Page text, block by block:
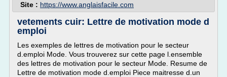
Site : https://www.anglaisfacile.com
vetements cuir: Lettre de motivation mode d
emploi
Les exemples de lettres de motivation pour le secteur
d.emploi Mode. Vous trouverez sur cette page l.ensemble
des lettres de motivation pour le secteur Mode. Resume de
Lettre de motivation mode d.emploi Piece maitresse d.un